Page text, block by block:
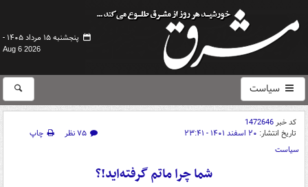
پنجشنبه ۱۵ مرداد ۱۴۰۵ -
Aug 6 2026
سیاست
کد خبر1472646
تاریخ انتشار: ۲۰ اسفند ۱۴۰۱ - ۲۳:۴۱ ۷۵ نظر
چاپ
سیاست
شما چرا ماتم‌ گرفته‌اید!؟